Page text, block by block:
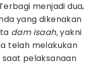
menjadi dua,
yang dikenakan
dam isaah,yakni
telah melakukan
pelaksanaan